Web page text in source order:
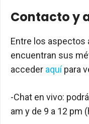
Contacto y
Entre los aspectos
encuentran sus
acceder aquípara
-Chat en vivo:
am y de 9 a 12 pm